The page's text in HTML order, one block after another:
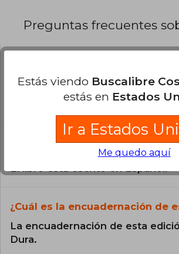
Preguntas frecuentes
Todos los libros de nuestro
catálogo son Originales.
¿En qué Idioma está escrito el
¿Cuál es la encuadernación de
La encuadernación de esta
Dura.
Estás viendo Buscalibre
estás en Estados
Ir a Estados
Me quedo aquí